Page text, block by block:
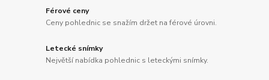
Férové ceny
Ceny pohlednic se snažím držet na férové úrovni.
Letecké snímky
Největší nabídka pohlednic s leteckými snímky.